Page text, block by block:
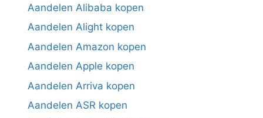
Aandelen Alibaba kopen
Aandelen Alight kopen
Aandelen Amazon kopen
Aandelen Apple kopen
Aandelen Arriva kopen
Aandelen ASR kopen